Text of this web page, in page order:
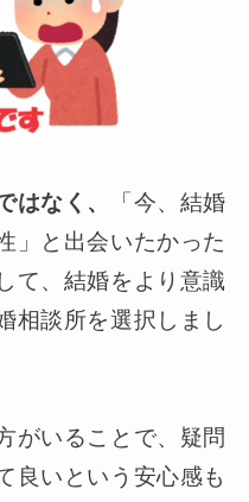
はなく、
「今、結婚
」と出会いたかった
て、結婚をより意識
相談所を選択しまし
がいることで、疑問
良いという安心感も